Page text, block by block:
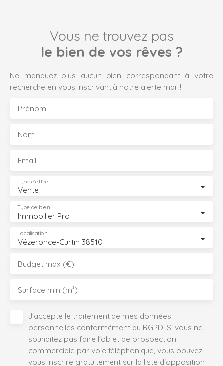
Vous ne trouvez pas
le bien de vos rêves ?
Ne manquez plus aucun bien correspondant à votre
recherche en vous inscrivant à notre alerte mail !
Prénom
Nom
Email
Vente
Type d'offre
Immobilier Pro
Type de bien
Vézeronce-Curtin 38510
Localisation
Budget max (€)
Surface min (m²)
J'accepte le traitement de mes données
personnelles conformément au RGPD. Si vous ne
souhaitez pas faire l'objet de prospection
commerciale par voie téléphonique, vous pouvez
vous inscrire gratuitement sur la liste d'opposition